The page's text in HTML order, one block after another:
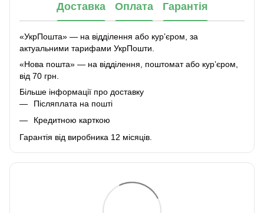
Доставка Оплата Гарантія
«УкрПошта» — на відділення або курʼєром, за
актуальними тарифами УкрПошти.
«Нова пошта» — на відділення, поштомат або курʼєром,
від 70 грн.
Більше інформації про доставку
Післяплата на пошті
Кредитною карткою
Гарантія від виробника 12 місяців.